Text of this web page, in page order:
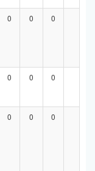
0 0 0
0 0 0
0 0 0